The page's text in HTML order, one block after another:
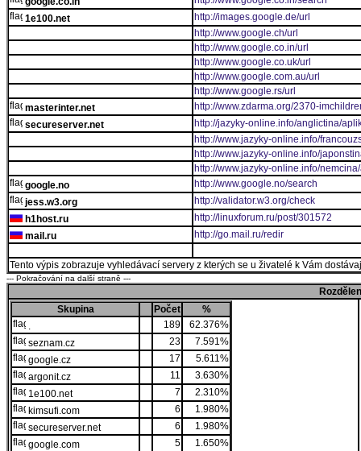
1e100.net
http://images.google.de/url
http://www.google.ch/url
http://www.google.co.in/url
http://www.google.co.uk/url
http://www.google.com.au/url
http://www.google.rs/url
masterinter.net
http://www.zdarma.org/2370-
secureserver.net
http://jazyky-online.info/anglictina/
http://www.jazyky-online.info/
http://www.jazyky-online.info/
http://www.jazyky-online.info/
google.no
http://www.google.no/search
jess.w3.org
http://validator.w3.org/check
h1host.ru
http://linuxforum.ru/post/301572
mail.ru
http://go.mail.ru/redir
Tento výpis zobrazuje vyhledávací servery z kterých se u živatelé k Vám
--- Pokračování na další straně ---
Skupina
Počet
%
.
189
62.376%
seznam.cz
23
7.591%
google.cz
17
5.611%
argonit.cz
11
3.630%
1e100.net
7
2.310%
kimsufi.com
6
1.980%
secureserver.net
6
1.980%
google.com
5
1.650%